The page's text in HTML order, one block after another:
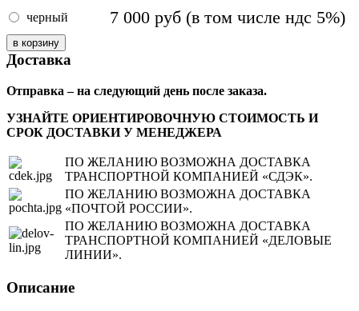
черный 7 000 руб (в том числе ндс 5%)
Доставка
Отправка – на следующий день после заказа.
УЗНАЙТЕ ОРИЕНТИРОВОЧНУЮ СТОИМОСТЬ И
СРОК ДОСТАВКИ У МЕНЕДЖЕРА
ПО ЖЕЛАНИЮ ВОЗМОЖНА ДОСТАВКА
ТРАНСПОРТНОЙ КОМПАНИЕЙ «СДЭК».
ПО ЖЕЛАНИЮ ВОЗМОЖНА ДОСТАВКА
«ПОЧТОЙ РОССИИ».
ПО ЖЕЛАНИЮ ВОЗМОЖНА ДОСТАВКА
ТРАНСПОРТНОЙ КОМПАНИЕЙ «ДЕЛОВЫЕ
ЛИНИИ».
Описание